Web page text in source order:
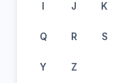
I J K
Q R S
Y Z